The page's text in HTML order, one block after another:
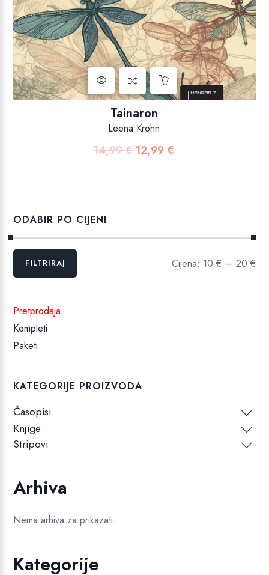
Tainaron
Leena Krohn
14,99€ Izvorna
12,99 €
ODABIR PO CIJENI
Min
MaksFILTRIRAJ Cijena: 10 € — 20 €
Pretprodaja
Kompleti
Paketi
KATEGORIJE PROIZVODA
Časopisi
Knjige
Stripovi
Arhiva
Nema arhiva za prikazati.
Kategorije